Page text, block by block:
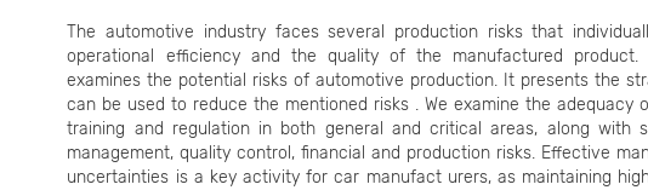
The automotive industry faces several production risks that
operational efficiency and the quality of the manufactured product.
examines the potential risks of automotive production. It presents the
can be used to reduce the mentioned risks . We examine the adequacy
training and regulation in both general and critical areas, along with
management, quality control, financial and production risks. Effective
uncertainties is a key activity for car manufact urers, as maintaining